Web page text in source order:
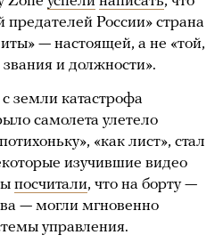
предателей России» страна
— настоящей, а не «той,
звания и должности».
земли катастрофа
самолета улетело
«как лист», стал
изучившие видео
посчитали, что на борту —
— могли мгновенно
управления.